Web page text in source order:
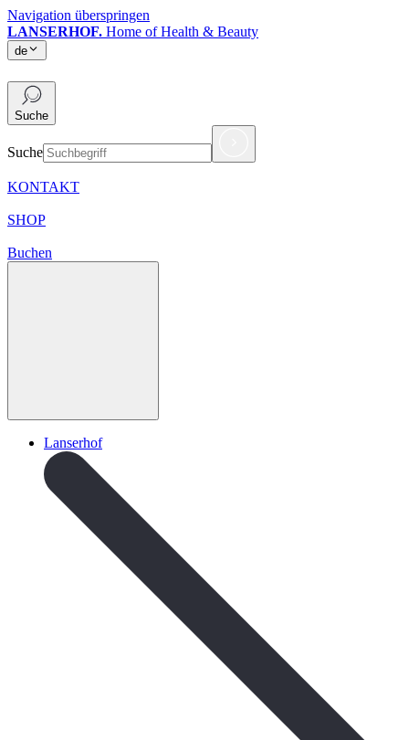
Navigation überspringen
LANSERHOF. Home of Health & Beauty
de
Suche
Suche
KONTAKT
SHOP
Buchen
Lanserhof